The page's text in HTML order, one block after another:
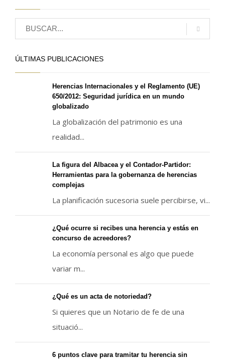
ÚLTIMAS PUBLICACIONES
Herencias Internacionales y el Reglamento (UE)
650/2012: Seguridad jurídica en un mundo
globalizado
La globalización del patrimonio es una
realidad...
La figura del Albacea y el Contador-Partidor:
Herramientas para la gobernanza de herencias
complejas
La planificación sucesoria suele percibirse, vi...
¿Qué ocurre si recibes una herencia y estás en
concurso de acreedores?
La economía personal es algo que puede
variar m...
¿Qué es un acta de notoriedad?
Si quieres que un Notario de fe de una
situació...
6 puntos clave para tramitar tu herencia sin